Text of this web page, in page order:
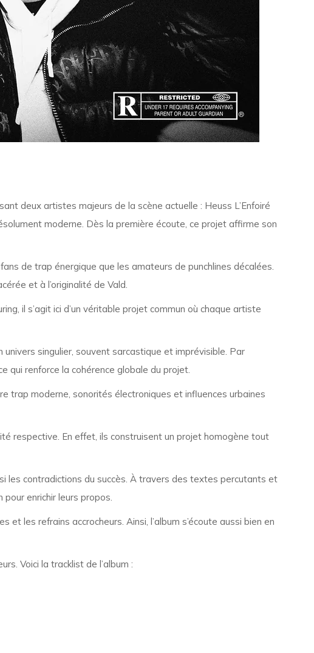
deux artistes majeurs de la scène actuelle : Heuss L’Enfoiré
moderne. Dès la première écoute, ce projet affirme son
de trap énergique que les amateurs de punchlines décalées.
et à l’originalité de Vald.
il s’agit ici d’un véritable projet commun où chaque artiste
singulier, souvent sarcastique et imprévisible. Par
qui renforce la cohérence globale du projet.
trap moderne, sonorités électroniques et influences urbaines
respective. En effet, ils construisent un projet homogène tout
les contradictions du succès. À travers des textes percutants et
enrichir leurs propos.
les refrains accrocheurs. Ainsi, l’album s’écoute aussi bien en
Voici la tracklist de l’album :